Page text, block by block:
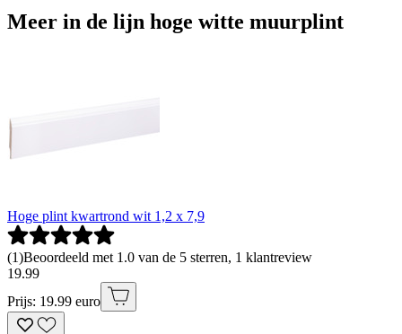
Meer in de lijn hoge witte muurplint
Hoge plint kwartrond wit 1,2 x 7,9
(1)Beoordeeld met 1.0 van de 5 sterren, 1 klantreview
19.99
Prijs: 19.99 euro